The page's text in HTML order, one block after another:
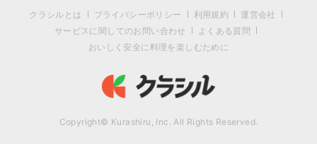
クラシルとは プライバシーポリシー 利用規約
運営会社
サービスに関してのお問い合わせ
よくある質問
おいしく安全に料理を楽しむために
Copyright© Kurashiru, Inc. All Rights Reserved.